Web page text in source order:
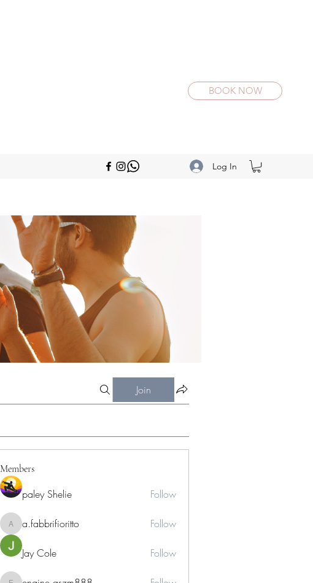
BOOK NOW
Log In
Join
Members
paley Shelie Follow
a.fabbrifioritto
a.fabbrifioritto Follow
Jay Cole Follow